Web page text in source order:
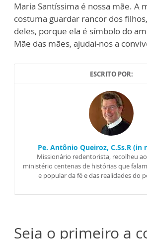
Maria Santíssima é nossa mãe. A
costuma guardar rancor dos
deles, porque ela é símbolo do
Mãe das mães, ajudai-nos a
ESCRITO POR:
Pe. Antônio Queiroz, C.Ss.R (in
Missionário redentorista, recolheu
ministério centenas de histórias que
e popular da fé e das realidades do
Seja o primeiro a